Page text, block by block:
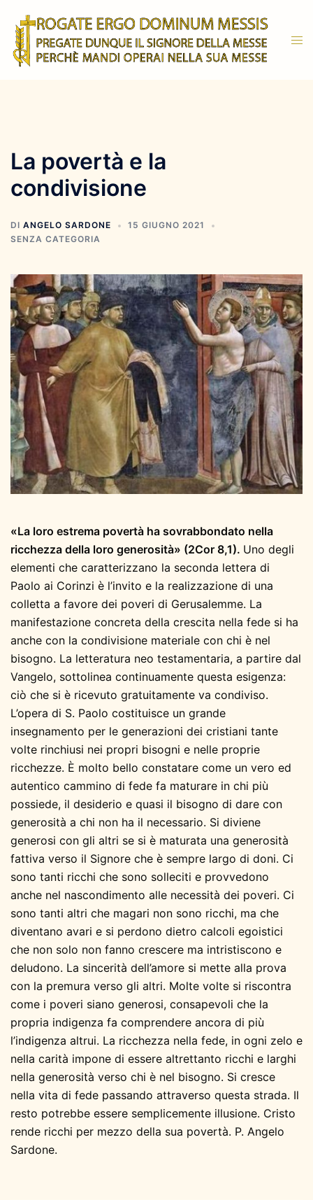
contenuto
La povertà e la
condivisione
DI ANGELO SARDONE
15 GIUGNO 2021
SENZA CATEGORIA
«La loro estrema povertà ha sovrabbondato nella
ricchezza della loro generosità» (2Cor 8,1). Uno degli
elementi che caratterizzano la seconda lettera di
Paolo ai Corinzi è l’invito e la realizzazione di una
colletta a favore dei poveri di Gerusalemme. La
manifestazione concreta della crescita nella fede si ha
anche con la condivisione materiale con chi è nel
bisogno. La letteratura neo testamentaria, a partire dal
Vangelo, sottolinea continuamente questa esigenza:
ciò che si è ricevuto gratuitamente va condiviso.
L’opera di S. Paolo costituisce un grande
insegnamento per le generazioni dei cristiani tante
volte rinchiusi nei propri bisogni e nelle proprie
ricchezze. È molto bello constatare come un vero ed
autentico cammino di fede fa maturare in chi più
possiede, il desiderio e quasi il bisogno di dare con
generosità a chi non ha il necessario. Si diviene
generosi con gli altri se si è maturata una generosità
fattiva verso il Signore che è sempre largo di doni. Ci
sono tanti ricchi che sono solleciti e provvedono
anche nel nascondimento alle necessità dei poveri. Ci
sono tanti altri che magari non sono ricchi, ma che
diventano avari e si perdono dietro calcoli egoistici
che non solo non fanno crescere ma intristiscono e
deludono. La sincerità dell’amore si mette alla prova
con la premura verso gli altri. Molte volte si riscontra
come i poveri siano generosi, consapevoli che la
propria indigenza fa comprendere ancora di più
l’indigenza altrui. La ricchezza nella fede, in ogni zelo e
nella carità impone di essere altrettanto ricchi e larghi
nella generosità verso chi è nel bisogno. Si cresce
nella vita di fede passando attraverso questa strada. Il
resto potrebbe essere semplicemente illusione. Cristo
rende ricchi per mezzo della sua povertà. P. Angelo
Sardone.